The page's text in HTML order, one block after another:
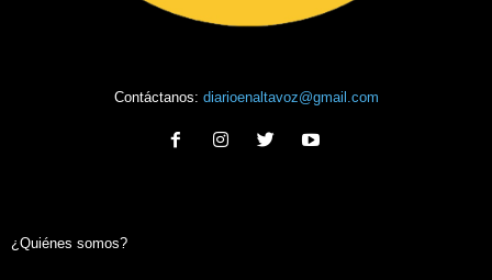
Contáctanos: diarioenaltavoz@gmail.com
¿Quiénes somos?